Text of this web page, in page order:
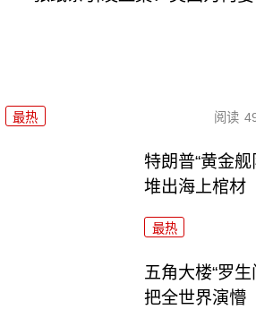
最热 阅读
特朗普“黄金
堆出海上棺材
最热
五角大楼“罗
把全世界演懵